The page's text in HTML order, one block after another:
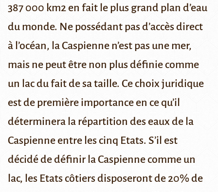
387 000 km2 en fait le plus grand plan d’eau
du monde. Ne possédant pas d’accès direct
à l’océan, la Caspienne n’est pas une mer,
mais ne peut être non plus définie comme
un lac du fait de sa taille. Ce choix juridique
est de première importanceen ce qu’il
déterminera la répartition des eaux de la
Caspienne entre les cinq Etats. S’il est
décidé de définir la Caspienne comme un
lac, les Etats côtiers disposeront de 20% de